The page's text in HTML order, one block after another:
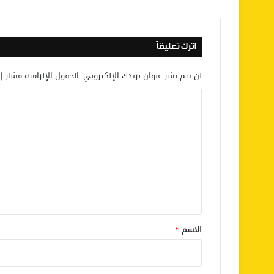
اترك تعليقاً
لن يتم نشر عنوان بريدك الإلكتروني. الحقول الإلزامية مشار
*
الاسم *